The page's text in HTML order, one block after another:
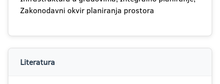
Zakonodavni okvir planiranja prostora
Literatura